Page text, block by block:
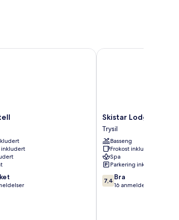
inkludert
Skistar
Lodge
Trysil
Trysil
Skistar Lodge Trysil
Trysil
Basseng
Frokost inkludert
Spa
Parkering inkludert
7.4
av
7,4 Bra
16 anmeldelser
Skistar Lodge Trysil